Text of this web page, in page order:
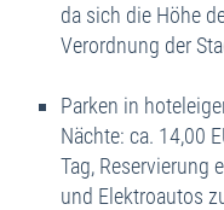
da sich die Höhe
Verordnung der
Parken in
Nächte: ca. 14,00
Tag, Reservierung
und Elektroautos